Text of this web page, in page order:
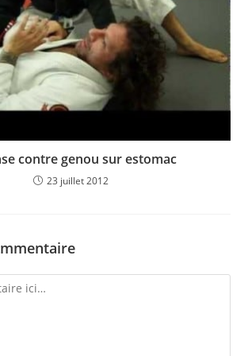
contre genou sur estomac
23 juillet 2012